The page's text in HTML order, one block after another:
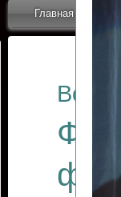
Главная
Все